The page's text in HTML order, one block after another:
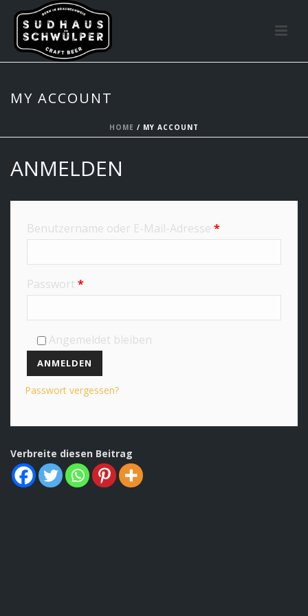
MY ACCOUNT
HOME / MY ACCOUNT
ANMELDEN
Benutzername oder E-Mail-Adresse *Erforderlich
Passwort *Erforderlich
Angemeldet bleiben
ANMELDEN
Passwort vergessen?
Verbreite diesen Beitrag